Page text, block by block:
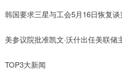
韩国要求三星与工会5月16日恢复谈
美参议院批准凯文·沃什出任美联储
TOP3大新闻